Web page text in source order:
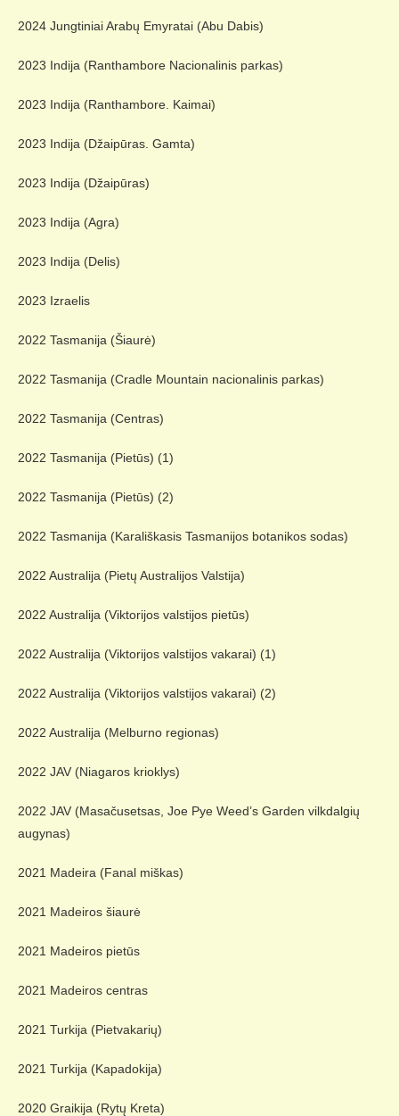
2024 Jungtiniai Arabų Emyratai (Abu Dabis)
2023 Indija (Ranthambore Nacionalinis parkas)
2023 Indija (Ranthambore. Kaimai)
2023 Indija (Džaipūras. Gamta)
2023 Indija (Džaipūras)
2023 Indija (Agra)
2023 Indija (Delis)
2023 Izraelis
2022 Tasmanija (Šiaurė)
2022 Tasmanija (Cradle Mountain nacionalinis parkas)
2022 Tasmanija (Centras)
2022 Tasmanija (Pietūs) (1)
2022 Tasmanija (Pietūs) (2)
2022 Tasmanija (Karališkasis Tasmanijos botanikos sodas)
2022 Australija (Pietų Australijos Valstija)
2022 Australija (Viktorijos valstijos pietūs)
2022 Australija (Viktorijos valstijos vakarai) (1)
2022 Australija (Viktorijos valstijos vakarai) (2)
2022 Australija (Melburno regionas)
2022 JAV (Niagaros krioklys)
2022 JAV (Masačusetsas, Joe Pye Weed’s Garden vilkdalgių
augynas)
2021 Madeira (Fanal miškas)
2021 Madeiros šiaurė
2021 Madeiros pietūs
2021 Madeiros centras
2021 Turkija (Pietvakarių)
2021 Turkija (Kapadokija)
2020 Graikija (Rytų Kreta)